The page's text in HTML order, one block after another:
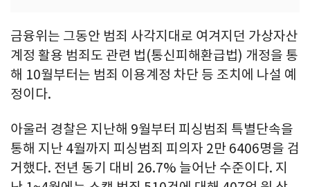
금융위는 그동안 범죄 사각지대로 여겨지던 가상자산
계정 활용 범죄도 관련 법(통신피해환급법) 개정을 통
해 10월부터는 범죄 이용계정 차단 등 조치에 나설 예
정이다.
아울러 경찰은 지난해 9월부터 피싱범죄 특별단속을
통해 지난 4월까지 피싱범죄 피의자 2만 6406명을 검
거했다. 전년 동기 대비 26.7% 늘어난 수준이다. 지